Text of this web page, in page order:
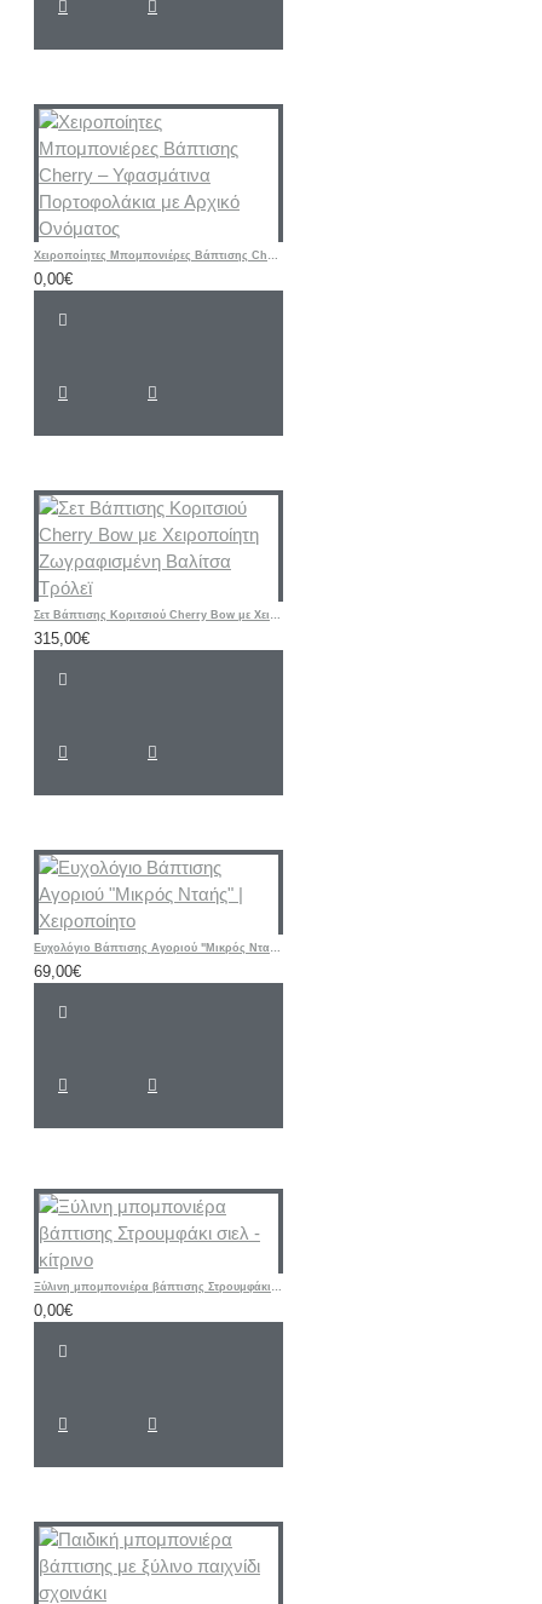
Χειροποίητες Μπομπονιέρες Βάπτισης Cherry – Υφασμάτινα Πορτοφολάκια με Αρχικό Ονόματος
0,00€
Σετ Βάπτισης Κοριτσιού Cherry Bow με Χειροποίητη Ζωγραφισμένη Βαλίτσα Τρόλεϊ
315,00€
Ευχολόγιο Βάπτισης Αγοριού "Μικρός Νταής" | Χειροποίητο
69,00€
Ξύλινη μπομπονιέρα βάπτισης Στρουμφάκι σιελ - κίτρινο
0,00€